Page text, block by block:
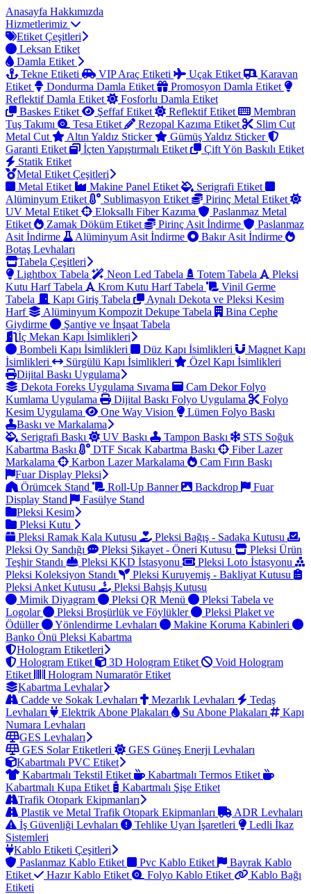
Anasayfa Hakkımızda
Hizmetlerimiz
Etiket Çeşitleri
Leksan Etiket
Damla Etiket
Tekne Etiketi
VIP Araç Etiketi Uçak Etiket
Karavan
Etiket
Dondurma Damla Etiket
Promosyon Damla Etiket
Reflektif Damla Etiket
Fosforlu Damla Etiket
Baskes Etiket
Şeffaf Etiket Reflektif Etiket
Membran
Tuş Takımı
Tesa Etiket Rezopal Kazıma Etiket
Slim Cut
Metal Cut
Altın Yaldız Sticker
Gümüş Yaldız Sticker
Garanti Etiket
İçten Yapıştırmalı Etiket
Çift Yön Baskılı Etiket
Statik Etiket
Metal Etiket Çeşitleri
Metal Etiket
Makine Panel Etiket
Serigrafi Etiket
Alüminyum Etiket
Sublimasyon Etiket
Pirinç Metal Etiket
UV Metal Etiket
Eloksallı Fiber Kazıma
Paslanmaz Metal
Etiket
Zamak Döküm Etiket Pirinç Asit İndirme
Paslanmaz
Asit İndirme
Alüminyum Asit İndirme
Bakır Asit İndirme
Botaş Levhaları
Tabela Çeşitleri
Lightbox Tabela
Neon Led Tabela Totem Tabela
Pleksi
Kutu Harf Tabela
Krom Kutu Harf Tabela
Vinil Germe
Tabela
Kapı Giriş Tabela
Aynalı Dekota ve Pleksi Kesim
Harf
Alüminyum Kompozit Dekupe Tabela
Bina Cephe
Giydirme
Şantiye ve İnşaat Tabela
İç Mekan Kapı İsimlikleri
Bombeli Kapı İsimlikleri
Düz Kapı İsimlikleri
Magnet Kapı
İsimlikleri
Sürgülü Kapı İsimlikleri
Özel Kapı İsimlikleri
Dijital Baskı Uygulama
Dekota Foreks Uygulama Sıvama
Cam Dekor Folyo
Kumlama Uygulama
Dijital Baskı Folyo Uygulama
Folyo
Kesim Uygulama
One Way Vision
Lümen Folyo Baskı
Baskı ve Markalama
Serigrafi Baskı
UV Baskı Tampon Baskı
STS Soğuk
Kabartma Baskı
DTF Sıcak Kabartma Baskı
Fiber Lazer
Markalama
Karbon Lazer Markalama
Cam Fırın Baskı
Fuar Display Pleksi
Örümcek Stand
Roll-Up Banner Backdrop
Fuar
Display Stand
Fasülye Stand
Pleksi Kesim
Pleksi Kutu
Pleksi Ramak Kala Kutusu
Pleksi Bağış - Sadaka Kutusu
Pleksi Oy Sandığı
Pleksi Şikayet - Öneri Kutusu
Pleksi Ürün
Teşhir Standı
Pleksi KKD İstasyonu
Pleksi Loto İstasyonu
Pleksi Koleksiyon Standı
Pleksi Kuruyemiş - Bakliyat Kutusu
Pleksi Anket Kutusu
Pleksi Bahşiş Kutusu
Mimik Diyagram
Pleksi QR Menü
Pleksi Tabela ve
Logolar
Pleksi Broşürlük ve Föylükler
Pleksi Plaket ve
Ödüller
Yönlendirme Levhaları
Makine Koruma Kabinleri
Banko Önü Pleksi Kabartma
Hologram Etiketleri
Hologram Etiket
3D Hologram Etiket
Void Hologram
Etiket
Hologram Numaratör Etiket
Kabartma Levhalar
Cadde ve Sokak Levhaları
Mezarlık Levhaları
Tedaş
Levhaları
Elektrik Abone Plakaları Su Abone Plakaları
Kapı
Numara Levhaları
GES Levhaları
GES Solar Etiketleri
GES Güneş Enerji Levhaları
Kabartmalı PVC Etiket
Kabartmalı Tekstil Etiket
Kabartmalı Termos Etiket
Kabartmalı Kupa Etiket
Kabartmalı Şişe Etiket
Trafik Otopark Ekipmanları
Plastik ve Metal Trafik Otopark Ekipmanları
ADR Levhaları
İş Güvenliği Levhaları
Tehlike Uyarı İşaretleri
Ledli İkaz
Sistemleri
Kablo Etiketi Çeşitleri
Paslanmaz Kablo Etiket
Pvc Kablo Etiket
Bayrak Kablo
Etiket
Hazır Kablo Etiket Folyo Kablo Etiket
Kablo Bağı
Etiketi